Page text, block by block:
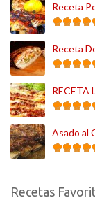
Receta
Receta
RECETA
Asado al
Recetas